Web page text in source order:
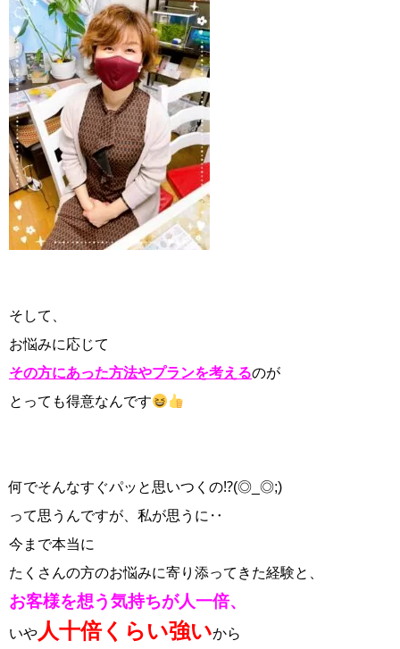
そして、
お悩みに応じて
その方にあった方法やプランを考えるのが
とっても得意なんです
何でそんなすぐパッと思いつくの⁉(◎_◎;)
って思うんですが、私が思うに‥
今まで本当に
たくさんの方のお悩みに寄り添ってきた経験と、
お客様を想う気持ちが人一倍、
いや 人十倍くらい強いから